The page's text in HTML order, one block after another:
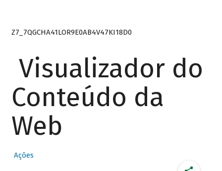
Z7_7QGCHA41LOR9E0AB4V47KI18D0
Visualizador do
Conteúdo da
Web
Ações